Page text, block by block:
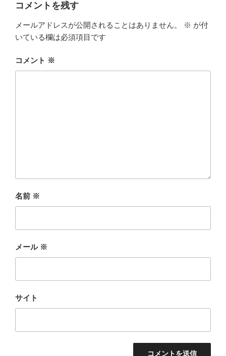
コメントを残す
メールアドレスが公開されることはありません。 ※ が付
いている欄は必須項目です
コメント ※
名前 ※
メール ※
サイト